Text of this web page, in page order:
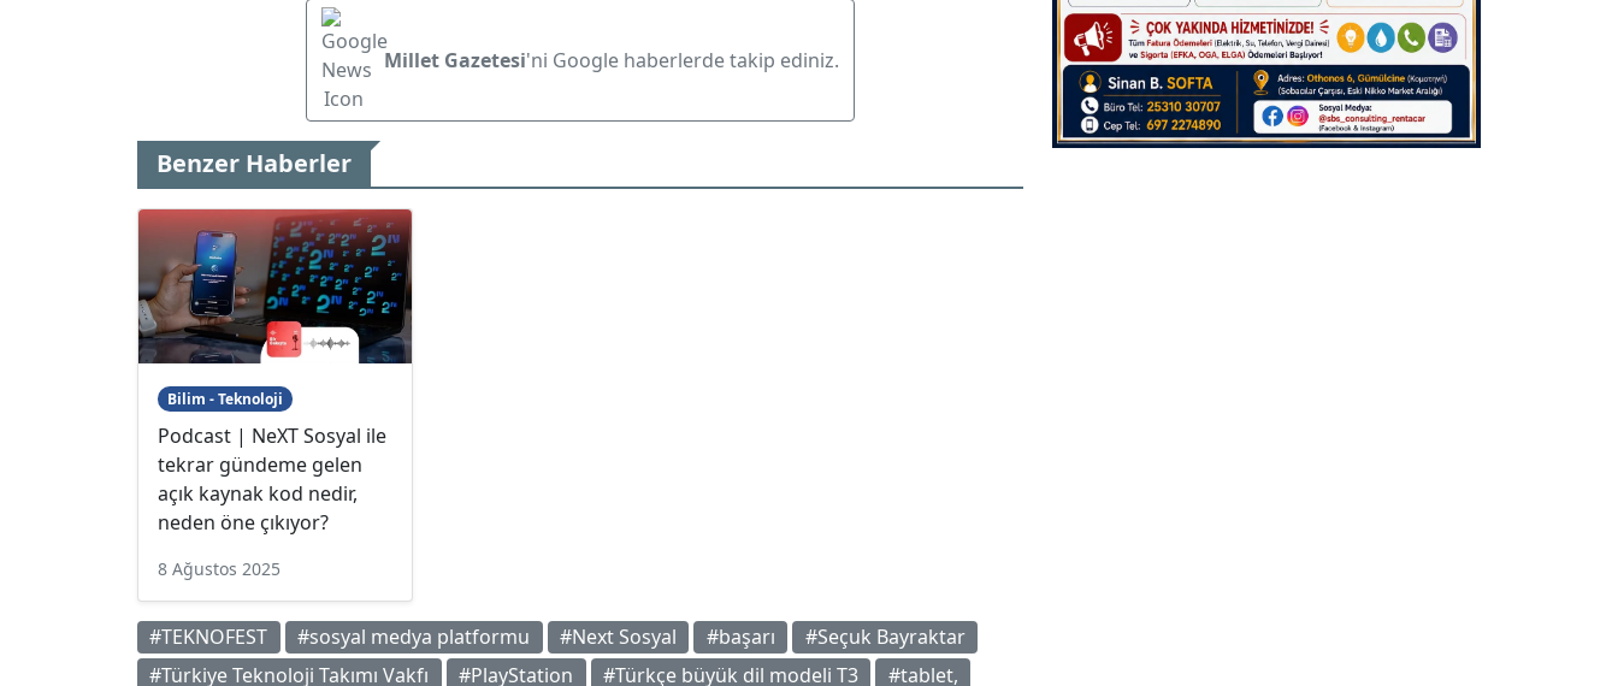
Millet Gazetesi'ni Google haberlerde takip ediniz.
Benzer Haberler
Bilim - Teknoloji
Podcast | NeXT Sosyal ile
tekrar gündeme gelen
açık kaynak kod nedir,
neden öne çıkıyor?
8 Ağustos 2025
#TEKNOFEST #sosyal medya platformu #Next Sosyal #başarı
#Seçuk Bayraktar
#Türkiye Teknoloji Takımı Vakfı
#PlayStation #Türkçe büyük dil modeli T3 #tablet,